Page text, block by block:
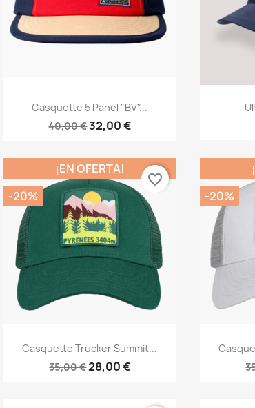
Vista rápida
Casquette 5 Panel "BV"...
40,00 €32,00 €
Vista rápida
Casquette Trucker Summit...
35,00 €28,00 €
¡EN OFERTA!
-20%
favorite_border
-20%